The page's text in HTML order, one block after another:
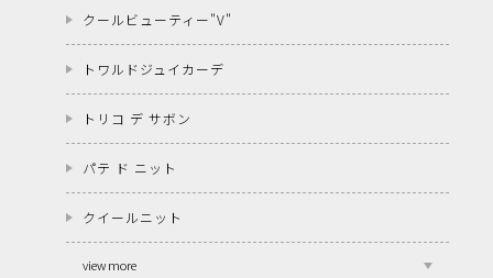
クールビューティー"V"
トワルドジュイカーデ
トリコ デ サボン
パテ ド ニット
クイールニット
view more